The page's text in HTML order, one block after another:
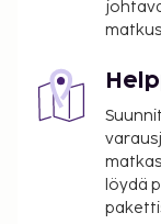
löydä